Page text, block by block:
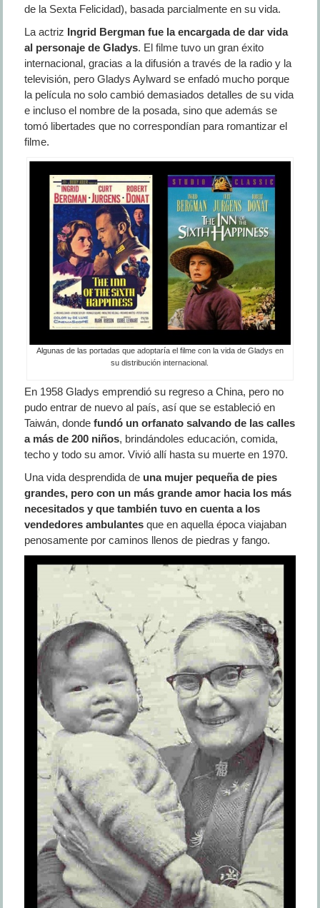
de la Sexta Felicidad), basada parcialmente en su vida.
La actriz Ingrid Bergman fue la encargada de dar vida
al personaje de Gladys. El filme tuvo un gran éxito
internacional, gracias a la difusión a través de la radio y la
televisión, pero Gladys Aylward se enfadó mucho porque
la película no solo cambió demasiados detalles de su vida
e incluso el nombre de la posada, sino que además se
tomó libertades que no correspondían para romantizar el
filme.
Algunas de las portadas que adoptaría el filme con la vida de Gladys en
su distribución internacional.
En 1958 Gladys emprendió su regreso a China, pero no
pudo entrar de nuevo al país, así que se estableció en
Taiwán, donde fundó un orfanato salvando de las calles
a más de 200 niños, brindándoles educación, comida,
techo y todo su amor. Vivió allí hasta su muerte en 1970.
Una vida desprendida de una mujer pequeña de pies
grandes, pero con un más grande amor hacia los más
necesitados y que también tuvo en cuenta a los
vendedores ambulantesque en aquella época viajaban
penosamente por caminos llenos de piedras y fango.